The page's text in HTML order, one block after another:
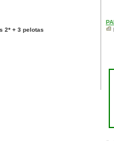
2* + 3 pelotas